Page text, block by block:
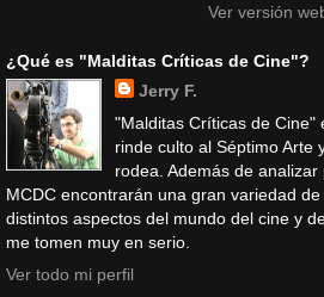
Ver versión
¿Qué es "Malditas Críticas de Cine"?
Jerry F.
"Malditas Críticas de Cine"
rinde culto al Séptimo Arte
rodea. Además de
MCDC encontrarán una gran variedad
distintos aspectos del mundo del cine y
me tomen muy en serio.
Ver todo mi perfil